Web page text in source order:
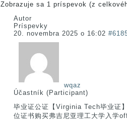
Zobrazuje sa 1 príspevok (z
Autor
Príspevky
20. novembra 2025 o 16:02
wqaz
Účastník (Participant)
毕业证公证【Virginia Tech毕业证
位证书购买弗吉尼亚理工大学入学